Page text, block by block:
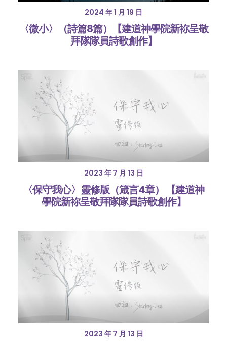
2024 年 1 月 19 日
〈微小〉（詩篇8篇）【建道神學院新祢呈敬
拜隊隊員詩歌創作】
2023 年 7 月 13 日
〈保守我心〉靈修版（箴言4章） 【建道神
學院新祢呈敬拜隊隊員詩歌創作】
2023 年 7 月 13 日